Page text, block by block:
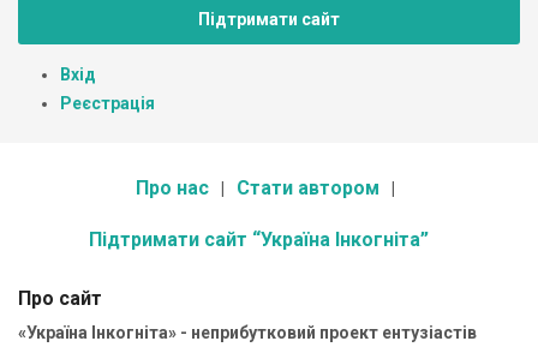
Підтримати сайт
Вхід
Реєстрація
Про нас Стати автором
Підтримати сайт “Україна Інкогніта”
Про сайт
«Україна Інкогніта» - неприбутковий проект ентузіастів